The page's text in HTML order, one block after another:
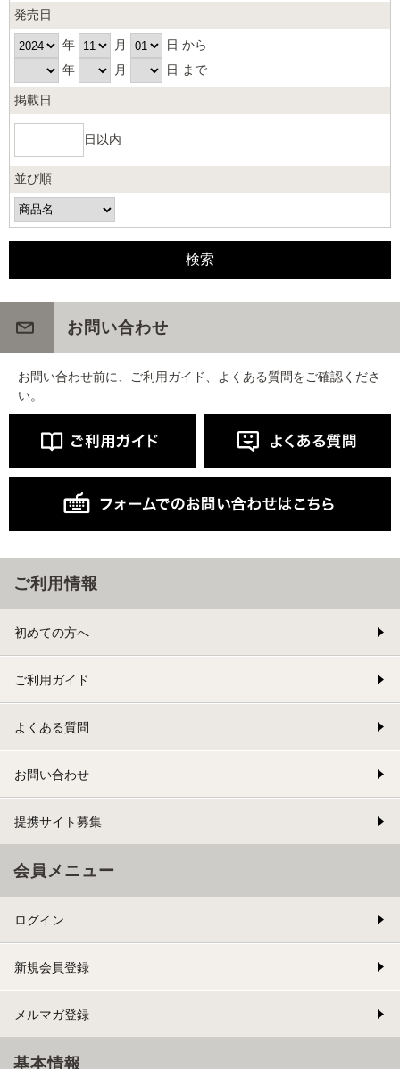
発売日
年 月
日 から
年
月 日 まで
掲載日
日以内
並び順
お問い合わせ
お問い合わせ前に、ご利用ガイド、よくある質問をご確認くださ
い。
ご利用情報
初めての方へ
ご利用ガイド
よくある質問
お問い合わせ
提携サイト募集
会員メニュー
ログイン
新規会員登録
メルマガ登録
基本情報